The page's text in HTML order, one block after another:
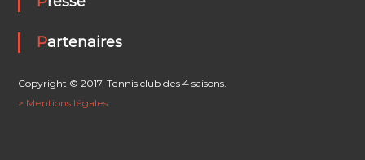
Partenaires
Copyright © 2017. Tennis club des 4 saisons.
> Mentions légales.